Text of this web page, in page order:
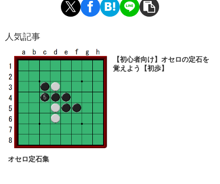
人気記事
オセロ定石集
【初心者向け】オセロの定石を
覚えよう【初歩】